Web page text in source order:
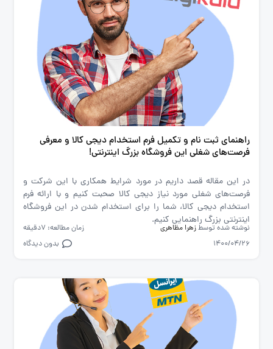
راهنمای ثبت نام و تکمیل فرم استخدام دیجی کالا و معرفی
فرصت‌های شغلی این فروشگاه بزرگ اینترنتی!
در این مقاله قصد داریم در مورد شرایط همکاری با این شرکت و
فرصت‌های شغلی مورد نیاز دیجی کالا صحبت کنیم و با ارائه فرم
استخدام دیجی کالا، شما را برای استخدام شدن در این فروشگاه
اینترنتی بزرگ راهنمایی کنیم.
نوشته شده توسطزهرا مظاهری
زمان مطالعه: 7دقیقه
1400/04/26
بدون دیدگاه